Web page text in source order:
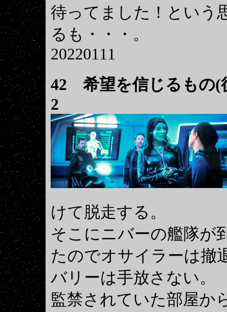
待ってました！という
るも・・・。
20220111
42 希望を信じるもの
2
けて脱走する。
そこにニバーの艦隊が
たのでオサイラーは撤
バリーは手放さない。
監禁されていた部屋か